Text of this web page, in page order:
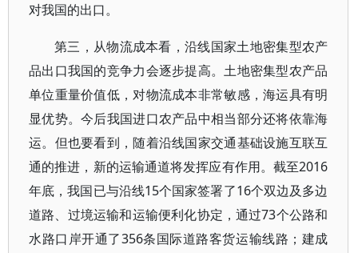
对我国的出口。
第三，从物流成本看，沿线国家土地密集型农产
品出口我国的竞争力会逐步提高。土地密集型农产品
单位重量价值低，对物流成本非常敏感，海运具有明
显优势。今后我国进口农产品中相当部分还将依靠海
运。但也要看到，随着沿线国家交通基础设施互联互
通的推进，新的运输通道将发挥应有作用。截至2016
年底，我国已与沿线15个国家签署了16个双边及多边
道路、过境运输和运输便利化协定，通过73个公路和
水路口岸开通了356条国际道路客货运输线路；建成